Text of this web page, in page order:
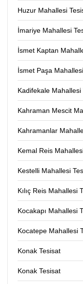
Huzur Mahallesi
İmariye Mahallesi
İsmet Kaptan
İsmet Paşa
Kadifekale Mahallesi
Kahraman Mescit
Kahramanlar
Kemal Reis
Kestelli Mahallesi
Kılıç Reis Mahallesi
Kocakapı Mahallesi
Kocatepe Mahallesi
Konak Tesisat
Konak Tesisat